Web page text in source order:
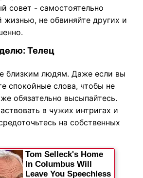
совет - самостоятельно
жизнью, не обвиняйте других и
Телец
близким людям. Даже если вы
спокойные слова, чтобы не
обязательно высыпайтесь.
в чужих интригах и
на собственных